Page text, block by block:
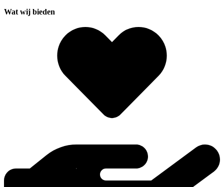
Wat wij bieden